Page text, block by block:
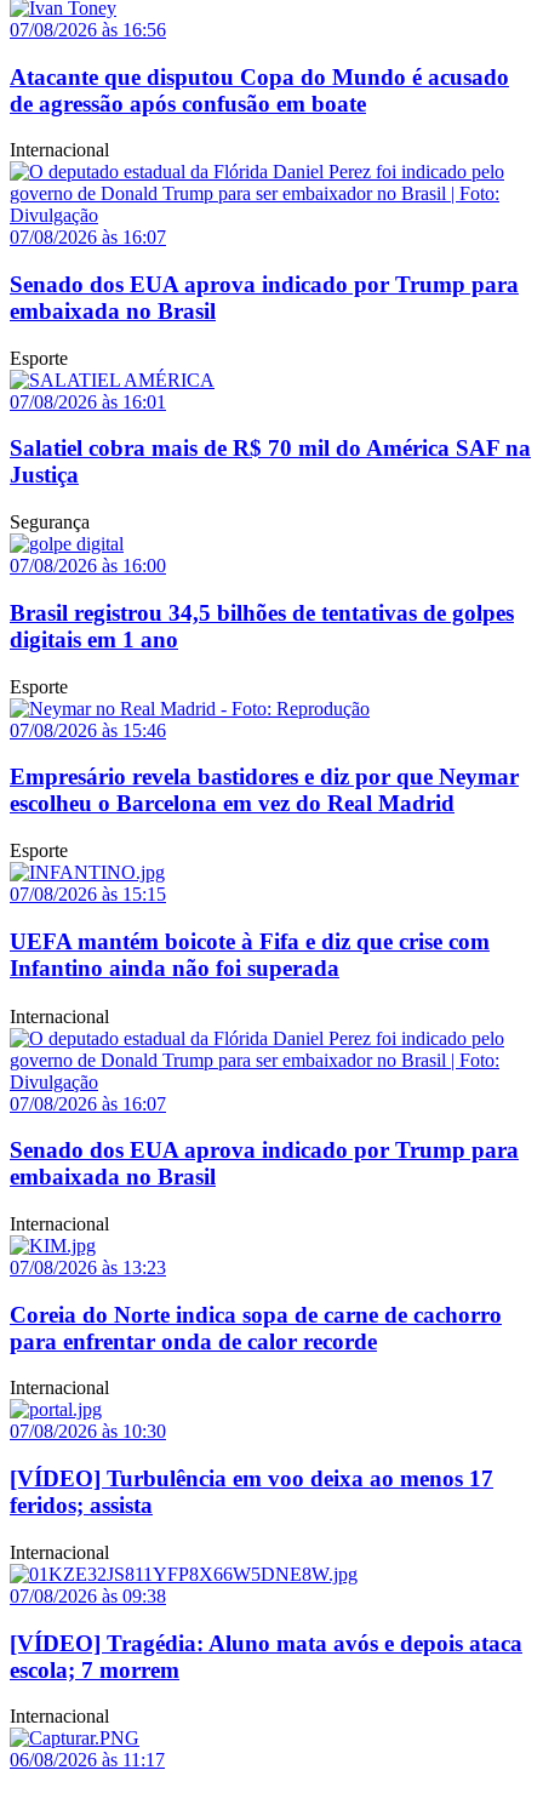
07/08/2026 às 16:56
Atacante que disputou Copa do Mundo é acusado
de agressão após confusão em boate
Internacional
07/08/2026 às 16:07
Senado dos EUA aprova indicado por Trump para
embaixada no Brasil
Esporte
07/08/2026 às 16:01
Salatiel cobra mais de R$ 70 mil do América SAF na
Justiça
Segurança
07/08/2026 às 16:00
Brasil registrou 34,5 bilhões de tentativas de golpes
digitais em 1 ano
Esporte
07/08/2026 às 15:46
Empresário revela bastidores e diz por que Neymar
escolheu o Barcelona em vez do Real Madrid
Esporte
07/08/2026 às 15:15
UEFA mantém boicote à Fifa e diz que crise com
Infantino ainda não foi superada
Internacional
07/08/2026 às 16:07
Senado dos EUA aprova indicado por Trump para
embaixada no Brasil
Internacional
07/08/2026 às 13:23
Coreia do Norte indica sopa de carne de cachorro
para enfrentar onda de calor recorde
Internacional
07/08/2026 às 10:30
[VÍDEO] Turbulência em voo deixa ao menos 17
feridos; assista
Internacional
07/08/2026 às 09:38
[VÍDEO] Tragédia: Aluno mata avós e depois ataca
escola; 7 morrem
Internacional
06/08/2026 às 11:17